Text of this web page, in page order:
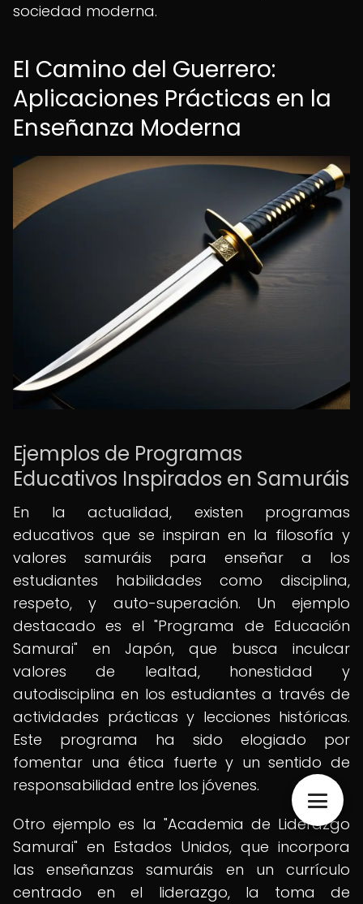
sociedad moderna.
El Camino del Guerrero:
Aplicaciones Prácticas en la
Enseñanza Moderna
Ejemplos de Programas
Educativos Inspirados en Samuráis
En la actualidad, existen programas
educativos que se inspiran en la filosofía y
valores samuráis para enseñar a los
estudiantes habilidades como disciplina,
respeto, y auto-superación. Un ejemplo
destacado es el "Programa de Educación
Samurai" en Japón, que busca inculcar
valores de lealtad, honestidad y
autodisciplina en los estudiantes a través de
actividades prácticas y lecciones históricas.
Este programa ha sido elogiado por
fomentar una ética fuerte y un sentido de
responsabilidad entre los jóvenes.
Otro ejemplo es la "Academia de Liderazgo
Samurai" en Estados Unidos, que incorpora
las enseñanzas samuráis en un currículo
centrado en el liderazgo, la toma de